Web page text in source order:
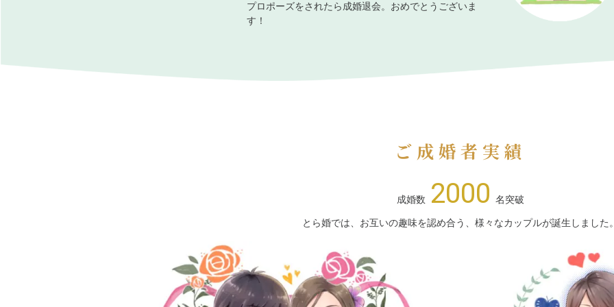
プロポーズをされたら成婚退会。おめでとうございま
す！
ご成婚者実績
成婚数 2000 名突破
とら婚では、お互いの趣味を認め合う、様々なカップルが誕生しました